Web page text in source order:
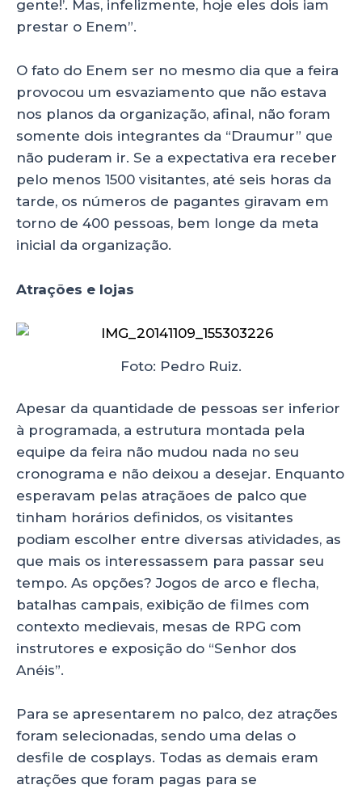
gente!’. Mas, infelizmente, hoje eles dois iam
prestar o Enem”.
O fato do Enem ser no mesmo dia que a feira
provocou um esvaziamento que não estava
nos planos da organização, afinal, não foram
somente dois integrantes da “Draumur” que
não puderam ir. Se a expectativa era receber
pelo menos 1500 visitantes, até seis horas da
tarde, os números de pagantes giravam em
torno de 400 pessoas, bem longe da meta
inicial da organização.
Atrações e lojas
Foto: Pedro Ruiz.
Apesar da quantidade de pessoas ser inferior
à programada, a estrutura montada pela
equipe da feira não mudou nada no seu
cronograma e não deixou a desejar. Enquanto
esperavam pelas atraçãoes de palco que
tinham horários definidos, os visitantes
podiam escolher entre diversas atividades, as
que mais os interessassem para passar seu
tempo. As opções? Jogos de arco e flecha,
batalhas campais, exibição de filmes com
contexto medievais, mesas de RPG com
instrutores e exposição do “Senhor dos
Anéis”.
Para se apresentarem no palco, dez atrações
foram selecionadas, sendo uma delas o
desfile de cosplays. Todas as demais eram
atrações que foram pagas para se